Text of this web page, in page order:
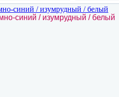
синий / изумрудный / белый